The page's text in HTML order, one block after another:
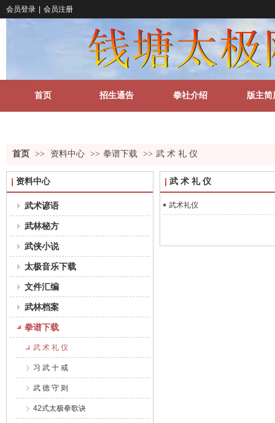
会员登录 会员注册
首页 招生通告 拳社介绍 版主简
首页 >> 资料中心 >> 拳谱下载 >> 武 术 礼 仪
资料中心
武术谚语
武林秘方
武侠小说
太极音乐下载
文件汇编
武林档案
拳谱下载
武 术 礼 仪
习 武 十 戒
武 德 守 则
42式太极拳歌诀
武 术 礼 仪
武术礼仪